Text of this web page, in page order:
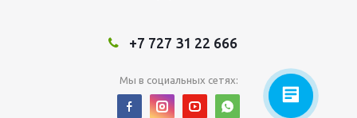
+7 727 31 22 666
Мы в социальных сетях: